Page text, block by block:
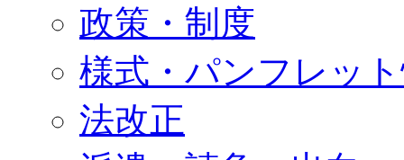
政策・制度
様式・パンフレッ
法改正